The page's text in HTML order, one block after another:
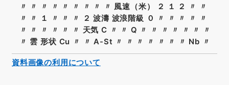
〃 〃 〃 〃 〃 〃 〃 〃 〃 風速（米） ２ １ ２ 〃 〃
〃 〃 １ 〃 〃 〃 ２ 波濤 波浪階級 ０ 〃 〃 〃 〃 〃
〃 〃 〃 〃 〃 〃 天気 C 〃 〃 Q 〃 〃 〃 〃 〃 〃 〃
〃 雲 形状 Cu 〃 〃 A-St 〃 〃 〃 〃 〃 〃 〃 Nb 〃
資料画像の利用について